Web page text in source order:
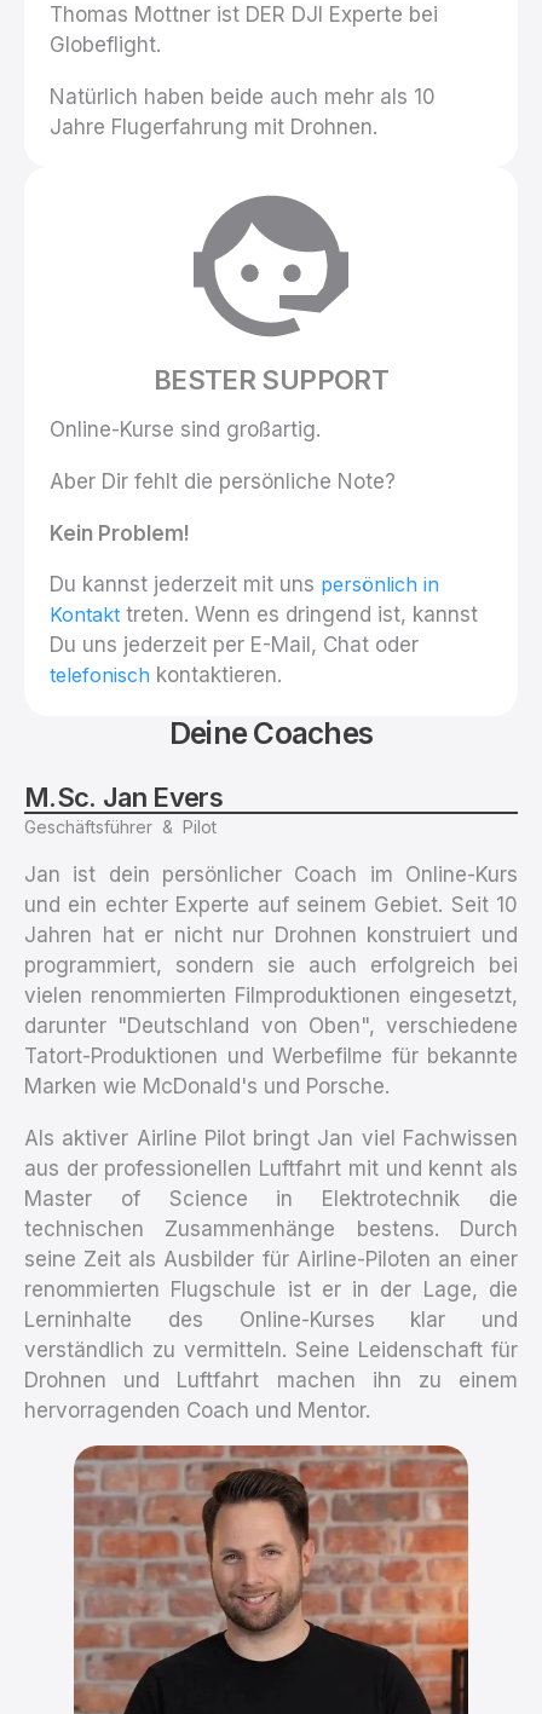
Thomas Mottner ist DER DJI Experte bei
Globeflight.
Natürlich haben beide auch mehr als 10
Jahre Flugerfahrung mit Drohnen.
BESTER SUPPORT
Online-Kurse sind großartig.
Aber Dir fehlt die persönliche Note?
Kein Problem!
Du kannst jederzeit mit uns persönlich in
Kontakt treten. Wenn es dringend ist, kannst
Du uns jederzeit per E-Mail, Chat oder
telefonisch kontaktieren.
Deine Coaches
M.Sc. Jan Evers
Geschäftsführer & Pilot
Jan ist dein persönlicher Coach im Online-Kurs
und ein echter Experte auf seinem Gebiet. Seit 10
Jahren hat er nicht nur Drohnen konstruiert und
programmiert, sondern sie auch erfolgreich bei
vielen renommierten Filmproduktionen eingesetzt,
darunter "Deutschland von Oben", verschiedene
Tatort-Produktionen und Werbefilme für bekannte
Marken wie McDonald's und Porsche.
Als aktiver Airline Pilot bringt Jan viel Fachwissen
aus der professionellen Luftfahrt mit und kennt als
Master of Science in Elektrotechnik die
technischen Zusammenhänge bestens. Durch
seine Zeit als Ausbilder für Airline-Piloten an einer
renommierten Flugschule ist er in der Lage, die
Lerninhalte des Online-Kurses klar und
verständlich zu vermitteln. Seine Leidenschaft für
Drohnen und Luftfahrt machen ihn zu einem
hervorragenden Coach und Mentor.